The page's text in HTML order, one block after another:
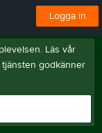
Logga in
Läs vår
godkänner